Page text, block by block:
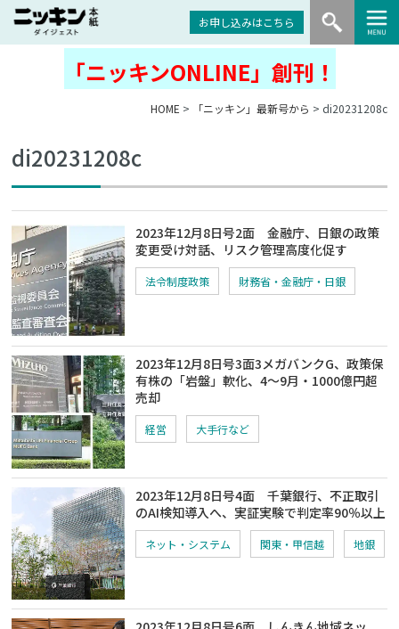
お申し込みはこちら
「ニッキンONLINE」創刊！
HOME > 「ニッキン」最新号から > di20231208c
di20231208c
2023年12月8日号2面 金融庁、日銀の政策
変更受け対話、リスク管理高度化促す
法令制度政策 財務省・金融庁・日銀
2023年12月8日号3面3メガバンクG、政策保
有株の「岩盤」軟化、4～9月・1000億円超
売却
経営 大手行など
2023年12月8日号4面 千葉銀行、不正取引
のAI検知導入へ、実証実験で判定率90％以上
ネット・システム 関東・甲信越 地銀